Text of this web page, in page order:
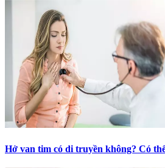
Hở van tim có di truyền không? Có